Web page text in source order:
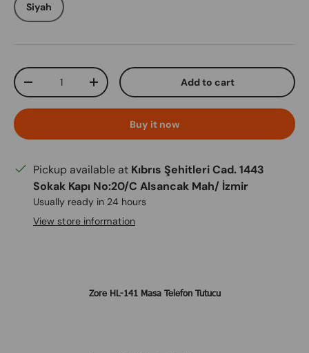
Siyah
Qty
Decrease quantityIncrease quantity Add to cart
Buy it now
Pickup available at Kıbrıs Şehitleri Cad. 1443
Sokak Kapı No:20/C Alsancak Mah/ İzmir
Usually ready in 24 hours
View store information
Zore HL-141 Masa Telefon Tutucu